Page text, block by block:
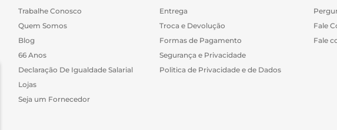
Trabalhe Conosco
Quem Somos
Blog
66 Anos
Declaração De Igualdade Salarial
Lojas
Seja um Fornecedor
Entrega
Troca e Devolução
Formas de Pagamento
Segurança e Privacidade
Politica de Privacidade e de Dados
Fale
Fale